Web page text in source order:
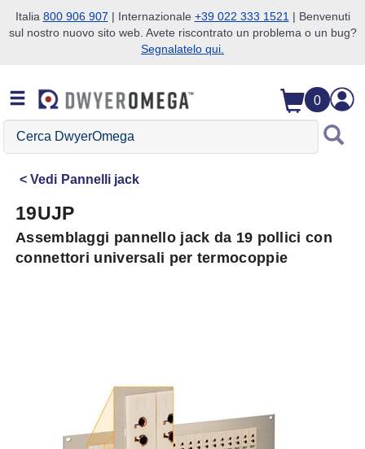
Salta alla ricerca
Salta al contenuto principale
Salta alla navigazione
Italia 800 906 907 | Internazionale +39 022 333 1521 | Benvenuti
sul nostro nuovo sito web. Avete riscontrato un problema o un bug?
Segnalatelo qui.
0
Cerca
DwyerOmega
Vedi Pannelli jack
19UJP
Assemblaggi pannello jack da 19 pollici con
connettori universali per termocoppie